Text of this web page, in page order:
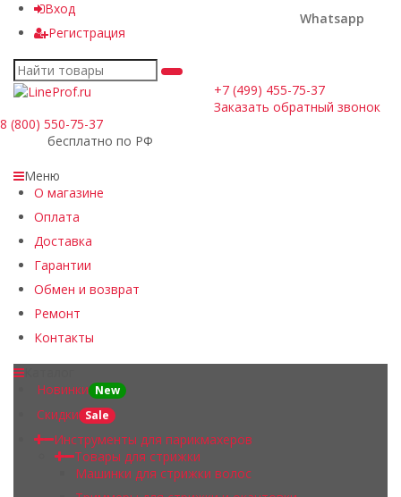
Вход
Регистрация
Whatsapp
+7 (499) 455-75-37
Заказать обратный звонок
8 (800) 550-75-37
бесплатно по РФ
Меню
О магазине
Оплата
Доставка
Гарантии
Обмен и возврат
Ремонт
Контакты
Новинки New
Скидки Sale
Инструменты для парикмахеров
Товары для стрижки
Машинки для стрижки волос